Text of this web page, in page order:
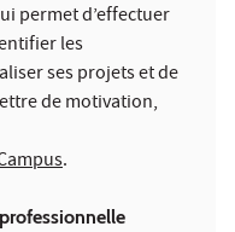
permet d’effectuer
les
ses projets et de
de motivation,
.